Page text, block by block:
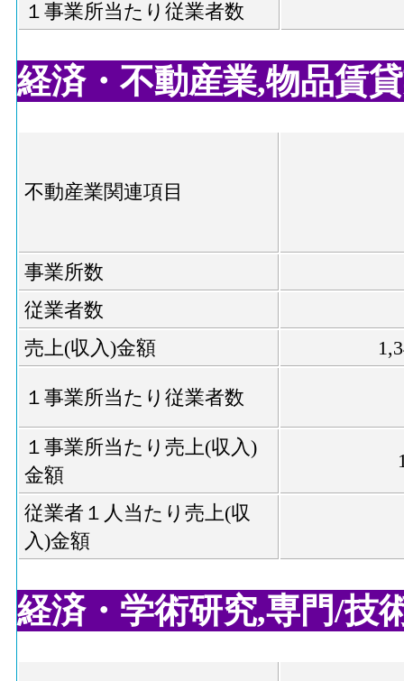
１事業所当たり従業者数
経済・不動産業,物品賃
不動産業関連項目
事業所数
従業者数
売上(収入)金額
１事業所当たり従業者数
１事業所当たり売上(収入)
金額
従業者１人当たり売上(収
入)金額
経済・学術研究,専門/技